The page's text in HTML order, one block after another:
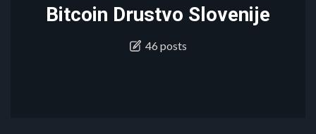
Bitcoin Drustvo Slovenije
46 posts